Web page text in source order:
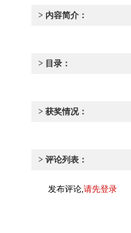
> 内容简介：
> 目录：
> 获奖情况：
> 评论列表：
发布评论,请先登录